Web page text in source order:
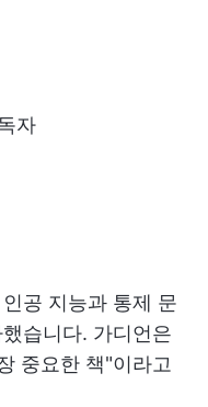
자
공 지능과 통제 문
습니다. 가디언은
중요한 책"이라고